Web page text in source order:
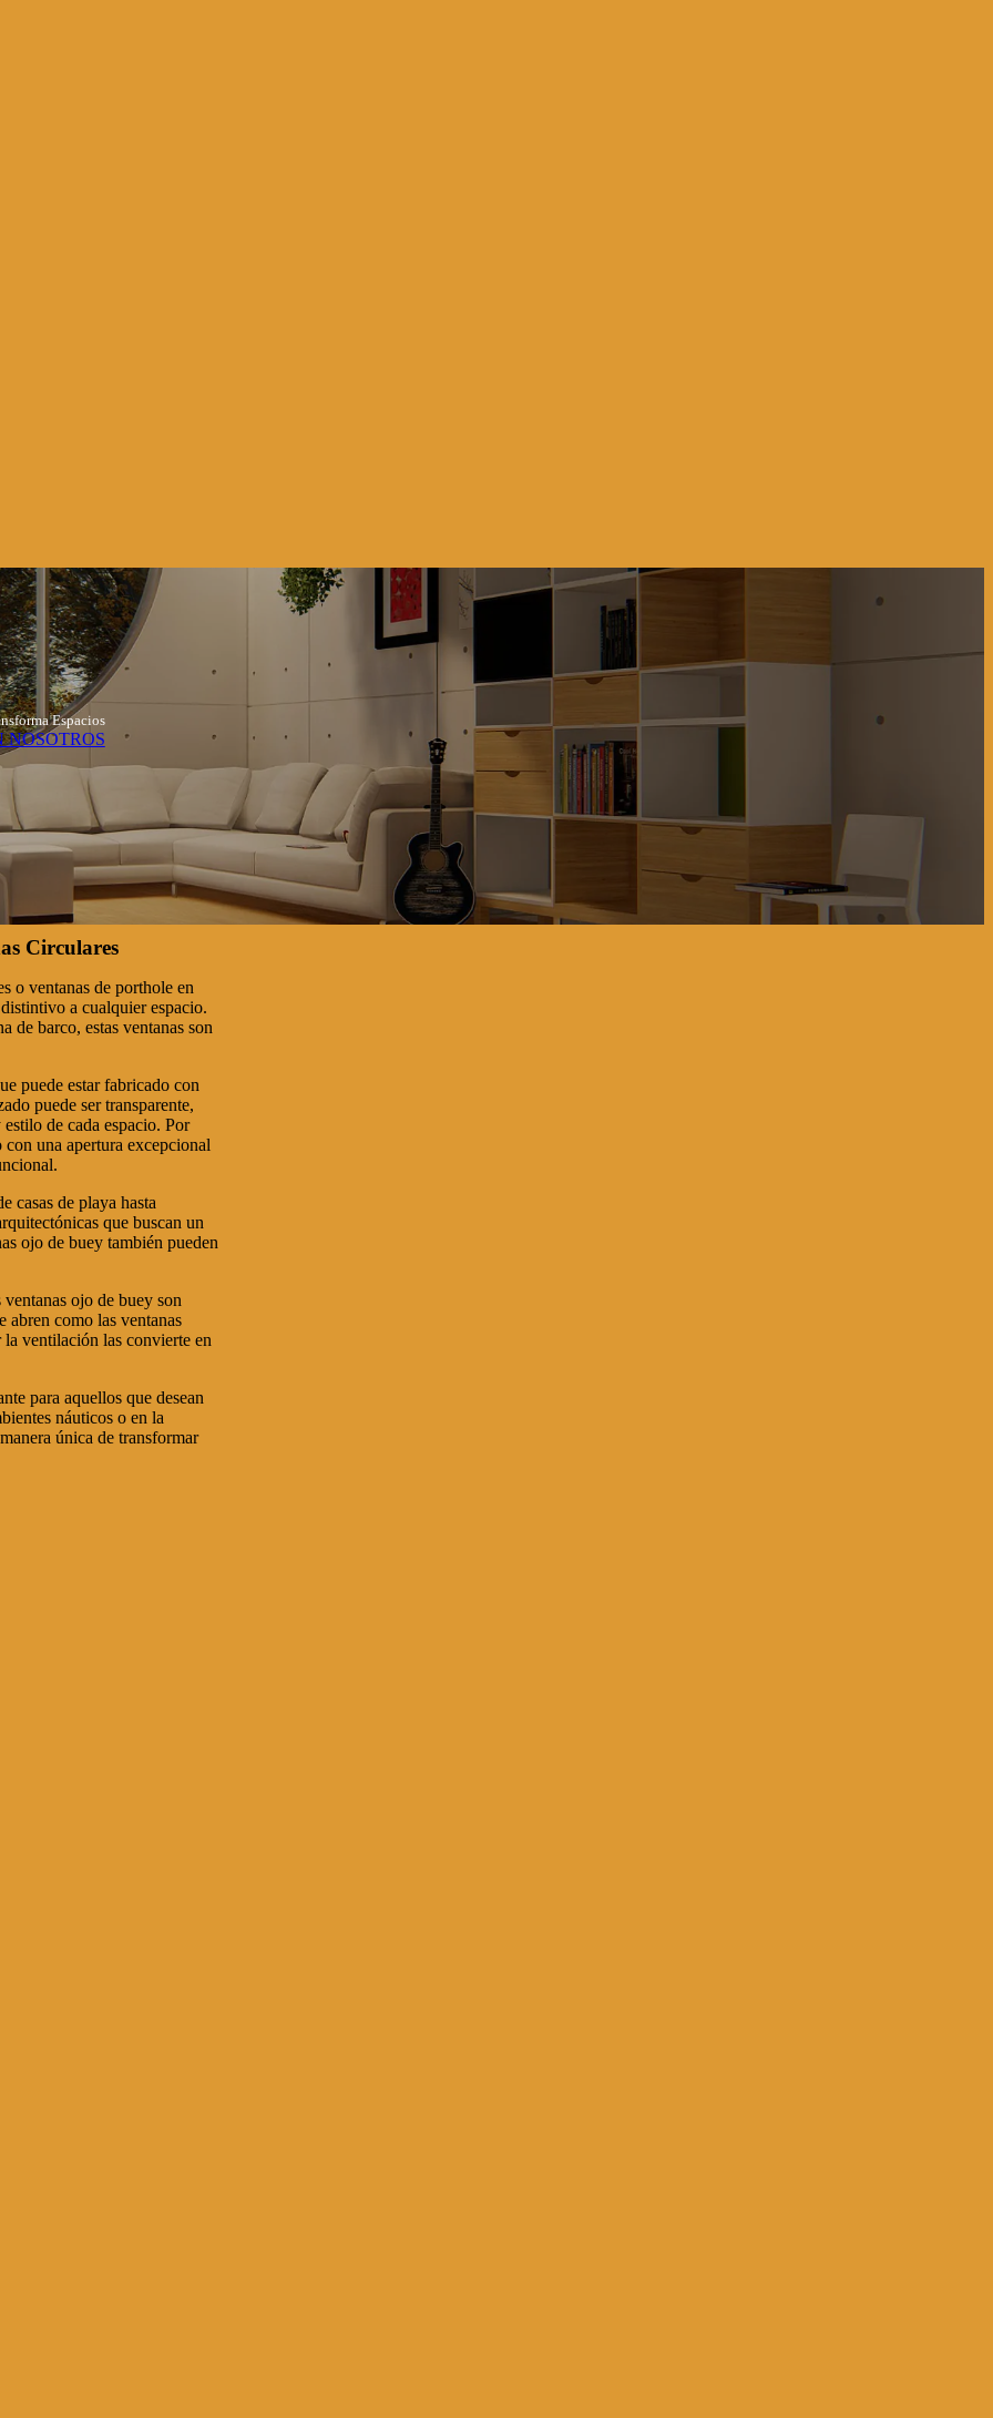
Espacios
NOSOTROS
Circulares
o ventanas de porthole en
a cualquier espacio.
de barco, estas ventanas son
puede estar fabricado con
puede ser transparente,
de cada espacio. Por
una apertura excepcional
casas de playa hasta
que buscan un
ojo de buey también pueden
ojo de buey son
abren como las ventanas
ventilación las convierte en
para aquellos que desean
náuticos o en la
única de transformar